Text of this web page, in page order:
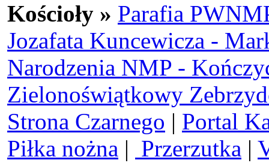
Kościoły » Parafia
Jozafata Kuncewicza -
Narodzenia NMP -
Zielonoświątkowy
Strona Czarnego | Portal
Piłka nożna | Przerzutka |